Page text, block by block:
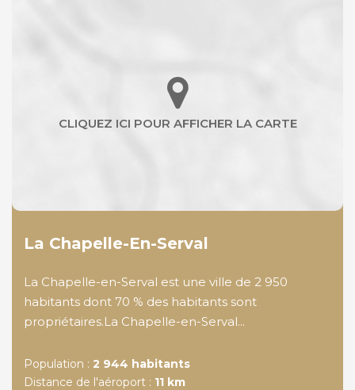
La Chapelle-En-Serval
La Chapelle-en-Serval est une ville de 2 950
habitants dont 70 % des habitants sont
propriétaires.La Chapelle-en-Serval...
Population : 2 944 habitants
Distance de l'aéroport : 11 km